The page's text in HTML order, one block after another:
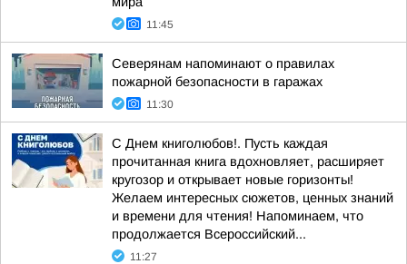
11:45
Северянам напоминают о правилах
пожарной безопасности в гаражах
11:30
С Днем книголюбов!. Пусть каждая
прочитанная книга вдохновляет, расширяет
кругозор и открывает новые горизонты!
Желаем интересных сюжетов, ценных знаний
и времени для чтения! Напоминаем, что
продолжается Всероссийский...
11:27